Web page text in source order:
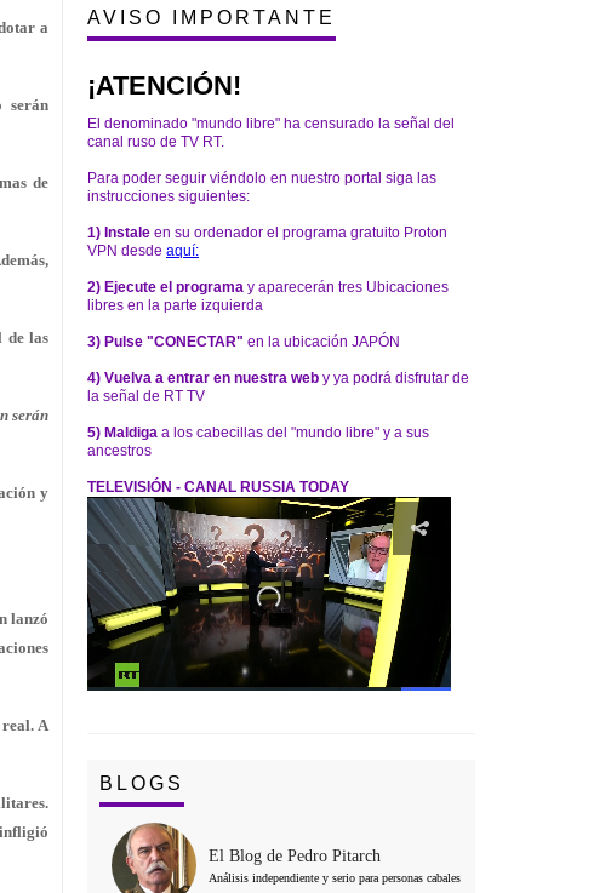
a
serán
de
de las
serán
y
lanzó
real. A
AVISO IMPORTANTE
¡ATENCIÓN!
El denominado "mundo libre" ha censurado la señal del
canal ruso de TV RT.
Para poder seguir viéndolo en nuestro portal siga las
instrucciones siguientes:
1) Instale en su ordenador el programa gratuito Proton
VPN desde aquí:
2) Ejecute el programa y aparecerán tres Ubicaciones
libres en la parte izquierda
3) Pulse "CONECTAR" en la ubicación JAPÓN
4) Vuelva a entrar en nuestra web y ya podrá disfrutar de
la señal de RT TV
5) Maldiga a los cabecillas del "mundo libre" y a sus
ancestros
TELEVISIÓN - CANAL RUSSIA TODAY
BLOGS
El Blog de Pedro Pitarch
Análisis independiente y serio para personas cabales